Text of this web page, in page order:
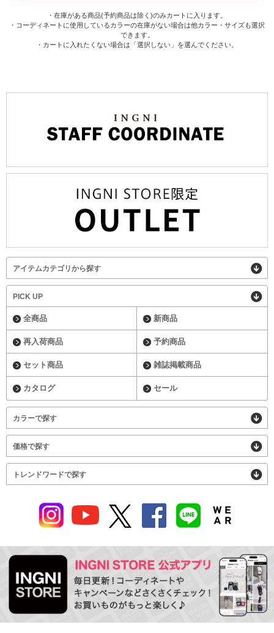
・在庫がある商品(予約商品は除く)のみカートに入ります。
・コーディネートに使用しているカラーの在庫がない場合は他カラー・サイズも選択
できます。
・カートに入れたくない場合は「選択しない」を選んでください。
アイテムカテゴリから探す
PICK UP
全商品 新商品
再入荷商品 予約商品
セット商品 雑誌掲載商品
カタログ セール
カラーで探す
価格で探す
トレンドワードで探す